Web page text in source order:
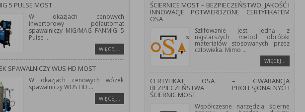
5 PULSE MOST
W okazjach cenowych
inwertorowy półautomat
spawalniczy MIG/MAG FANMIG 5
Pulse ...
WIĘCEJ…
SPAWALNICZY WUS HD MOST
W okazjach cenowych wózek
spawalniczy WUS HD ...
WIĘCEJ…
ŚCIERNICE MOST – BEZPIECZEŃSTWO, JAKOŚĆ I
INNOWACJE POTWIERDZONE CERTYFIKATEM
OSA
Szlifowanie jest jedną z
najstarszych metod obróbki
materiałów stosowanych przez
człowieka. Mimo ...
WIĘCEJ…
CERTYFIKAT OSA – GWARANCJA
BEZPIECZEŃSTWA PROFESJONALNYCH
ŚCIERNIC MOST
Współczesne narzędzia ścierne